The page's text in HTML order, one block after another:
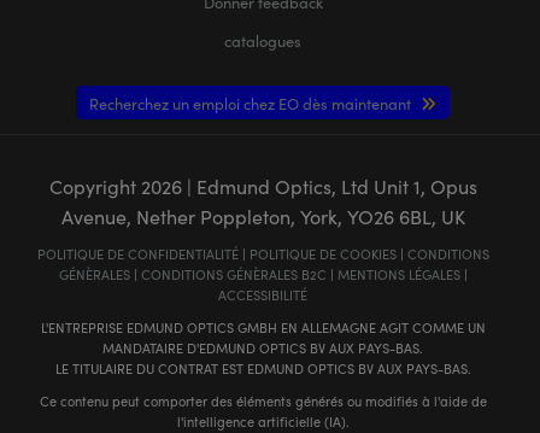
catalogues
Recherchez un emploi chez EO dès maintenant
Copyright 2026| Edmund Optics, Ltd Unit 1, Opus
Avenue, Nether Poppleton, York, YO26 6BL, UK
POLITIQUE DE CONFIDENTIALITÉ| POLITIQUE DE COOKIES| CONDITIONS
GÉNÈRALES| CONDITIONS GÉNÈRALES B2C | MENTIONS LÉGALES|
ACCESSIBILITÉ
L'ENTREPRISE EDMUND OPTICS GMBH EN ALLEMAGNE AGIT COMME UN
MANDATAIRE D'EDMUND OPTICS BV AUX PAYS-BAS.
LE TITULAIRE DU CONTRAT EST EDMUND OPTICS BV AUX PAYS-BAS.
Ce contenu peut comporter des éléments générés ou modifiés à l'aide de
l'intelligence artificielle (IA).